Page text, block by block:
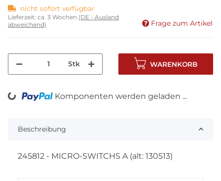
nicht sofort verfügbar
Lieferzeit: ca. 3 Wochen (DE - Ausland
abweichend)
Frage zum Artikel
Stk WARENKORB
Loading... Komponenten werden geladen ...
Beschreibung
245812 - MICRO-SWITCHS A (alt: 130513)